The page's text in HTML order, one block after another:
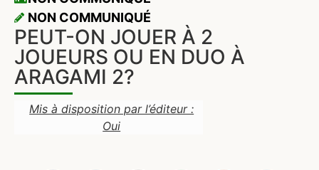
NON COMMUNIQUÉ
PEUT-ON JOUER À 2
JOUEURS OU EN DUO À
ARAGAMI 2?
Mis à disposition par l’éditeur :
Oui